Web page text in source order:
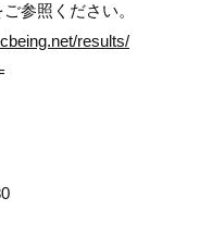
ご参照ください。
results/